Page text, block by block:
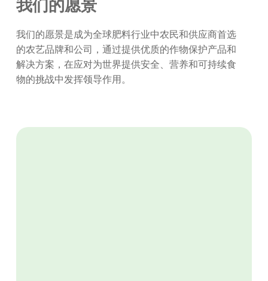
我们的愿景
我们的愿景是成为全球肥料行业中农民和供应商首选
的农艺品牌和公司，通过提供优质的作物保护产品和
解决方案，在应对为世界提供安全、营养和可持续食
物的挑战中发挥领导作用。